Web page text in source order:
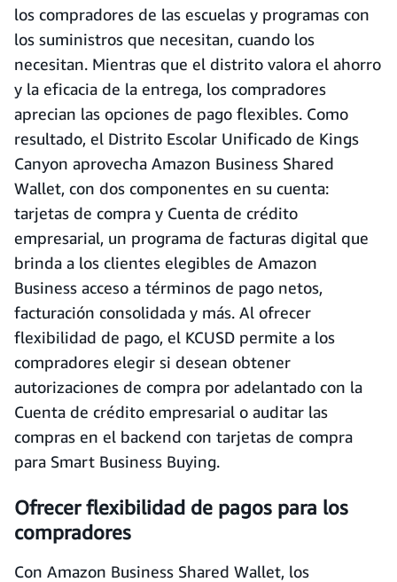
los compradores de las escuelas y programas con
los suministros que necesitan, cuando los
necesitan. Mientras que el distrito valora el ahorro
y la eficacia de la entrega, los compradores
aprecian las opciones de pago flexibles. Como
resultado, el Distrito Escolar Unificado de Kings
Canyon aprovecha Amazon Business Shared
Wallet, con dos componentes en su cuenta:
tarjetas de compra y Cuenta de crédito
empresarial, un programa de facturas digital que
brinda a los clientes elegibles de Amazon
Business acceso a términos de pago netos,
facturación consolidada y más. Al ofrecer
flexibilidad de pago, el KCUSD permite a los
compradores elegir si desean obtener
autorizaciones de compra por adelantado con la
Cuenta de crédito empresarial o auditar las
compras en el backend con tarjetas de compra
para Smart Business Buying.
Ofrecer flexibilidad de pagos para los
compradores
Con Amazon Business Shared Wallet, los